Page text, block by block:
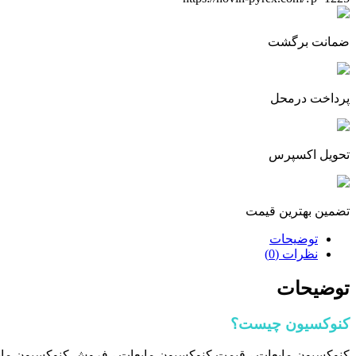
ضمانت برگشت
پرداخت درمحل
تحویل اکسپرس
تضمین بهترین قیمت
توضیحات
نظرات (0)
توضیحات
کنوکسیون چیست؟